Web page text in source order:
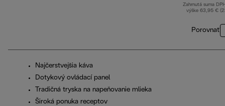
Zahrnutá suma
výške 63,95 €
Porovnať
Najčerstvejšia káva
Dotykový ovládací panel
Tradičná tryska na napeňovanie mlieka
Široká ponuka receptov